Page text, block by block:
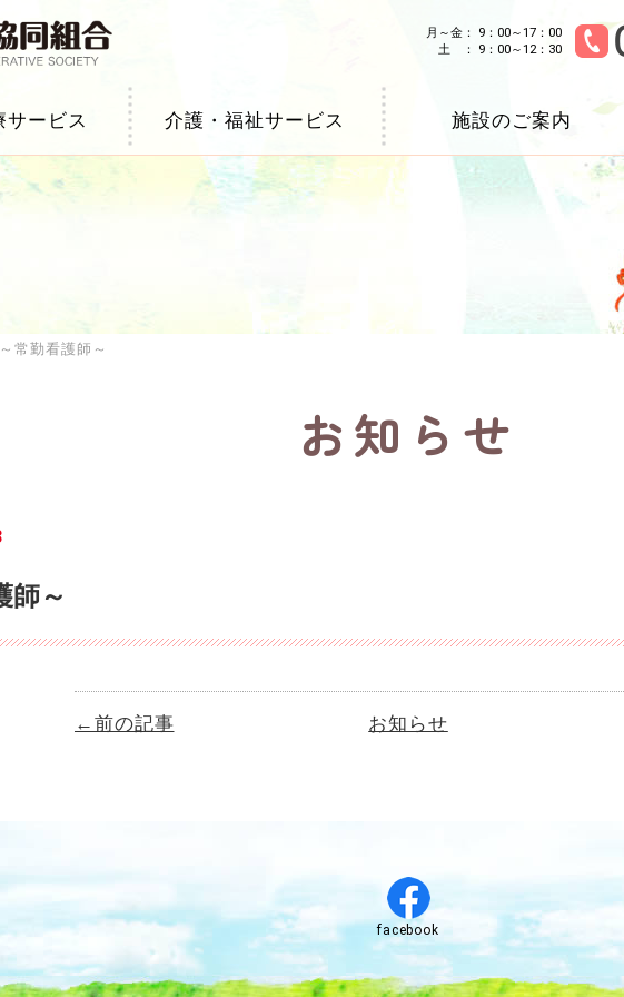
月～金： 9：00～17：00
土 ： 9：00～12：30
サービス 介護・福祉サービス 施設のご案内
外来診療担当表
デイサービス
COOP訪問看護ステーション なない
診療所
居宅介護支援センター
メディケアコート にじの里おおたか
COOP訪問リハビリテーション ピー
せいきょう 組合員住宅 さくら
常勤看護師～
お知らせ
～
←前の記事 お知らせ
facebook